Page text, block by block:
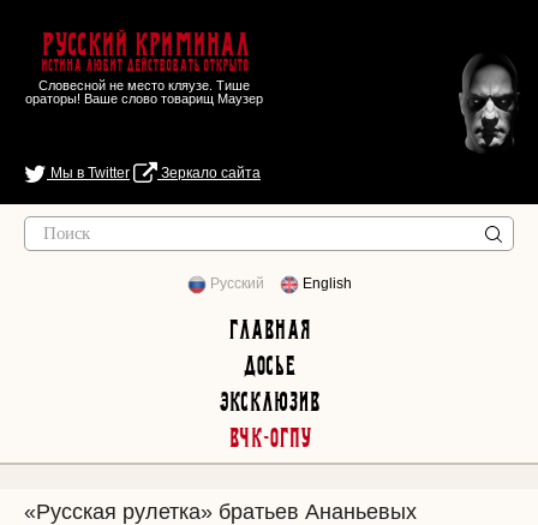
Русский Криминал
Истина любит действовать открыто
Словесной не место кляузе. Тише
ораторы! Ваше слово товарищ Маузер
Мы в Twitter Зеркало сайта
Русский English
Главная
Досье
Эксклюзив
ВЧК-ОГПУ
«Русская рулетка» братьев Ананьевых